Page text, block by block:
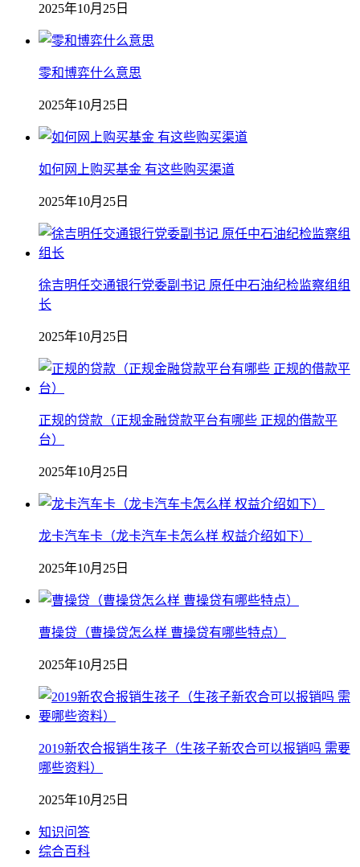
2025年10月25日
零和博弈什么意思
2025年10月25日
如何网上购买基金 有这些购买渠道
2025年10月25日
徐吉明任交通银行党委副书记 原任中石油纪检监察组组
长
2025年10月25日
正规的贷款（正规金融贷款平台有哪些 正规的借款平
台）
2025年10月25日
龙卡汽车卡（龙卡汽车卡怎么样 权益介绍如下）
2025年10月25日
曹操贷（曹操贷怎么样 曹操贷有哪些特点）
2025年10月25日
2019新农合报销生孩子（生孩子新农合可以报销吗 需要
哪些资料）
2025年10月25日
知识问答
综合百科